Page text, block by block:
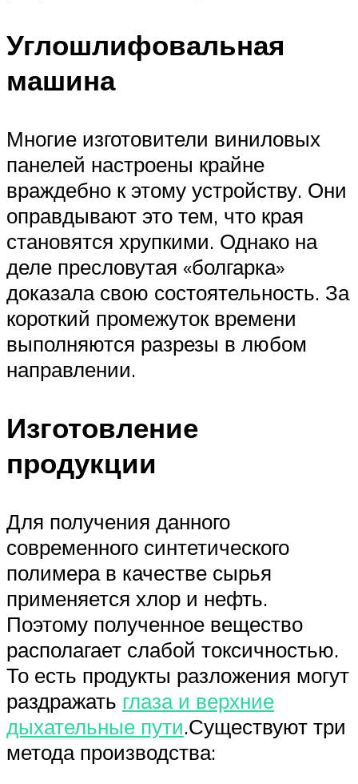
Углошлифовальная
машина
Многие изготовители виниловых
панелей настроены крайне
враждебно к этому устройству. Они
оправдывают это тем, что края
становятся хрупкими. Однако на
деле пресловутая «болгарка»
доказала свою состоятельность. За
короткий промежуток времени
выполняются разрезы в любом
направлении.
Изготовление
продукции
Для получения данного
современного синтетического
полимера в качестве сырья
применяется хлор и нефть.
Поэтому полученное вещество
располагает слабой токсичностью.
То есть продукты разложения могут
раздражать глаза и верхние
дыхательные пути.Существуют три
метода производства: